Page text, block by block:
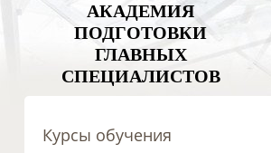
АКАДЕМИЯ
ПОДГОТОВКИ
ГЛАВНЫХ
СПЕЦИАЛИСТОВ
Курсы обучения